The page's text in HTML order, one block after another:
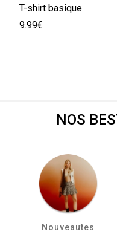
T-shirt basique
9.99€
NOS
Nouveautes